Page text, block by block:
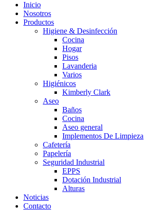
Inicio
Nosotros
Productos
Higiene & Desinfección
Cocina
Hogar
Pisos
Lavanderia
Varios
Higiénicos
Kimberly Clark
Aseo
Baños
Cocina
Aseo general
Implementos De Limpieza
Cafetería
Papelería
Seguridad Industrial
EPPS
Dotación Industrial
Alturas
Noticias
Contacto